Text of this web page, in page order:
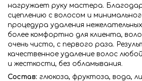
нагружает руку мастера.
сцеплению с волосом и
процедура удаления
более комфортно для клиента,
очень чисто, с первого раза.
качественное удаление волос
и жесткости, без обламывания.
Состав: глюкоза, фруктоза, вода,